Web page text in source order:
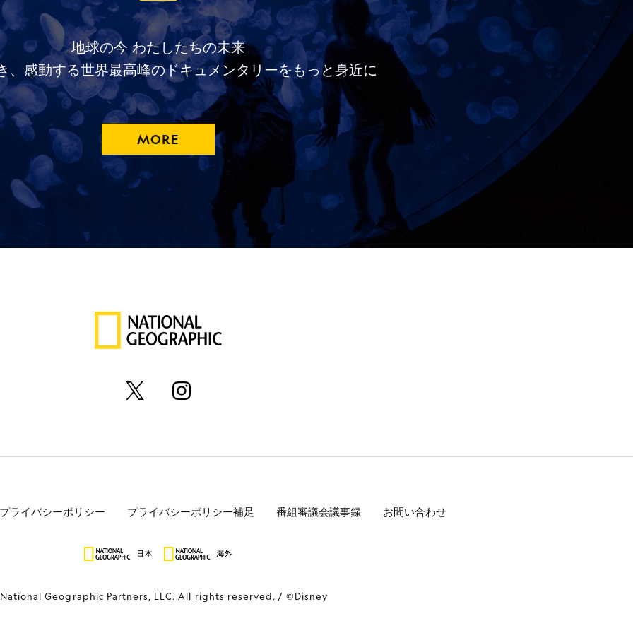
地球の今わたしたちの未来
、 感動する世界最高峰のドキュメンタリーをもっと身近に
MORE
ライバシーポリシー プライバシーポリシー補足 番組審議会議事録 お問い合わせ
Geographic Partners, LLC. All rights reserved. ©Disney